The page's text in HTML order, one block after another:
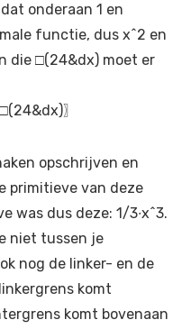
onderaan 1 en
functie, dus x^2 en
die □(24&dx) moet er
〗
opschrijven en
primitieve van deze
was dus deze: 1/3∙x^3.
niet tussen je
nog de linker- en de
komt
komt bovenaan